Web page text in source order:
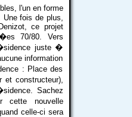
l'un en forme
Une fois de plus,
ce projet
70/80. Vers
juste �
information
: Place des
constructeur),
Sachez
cette nouvelle
celle-ci sera